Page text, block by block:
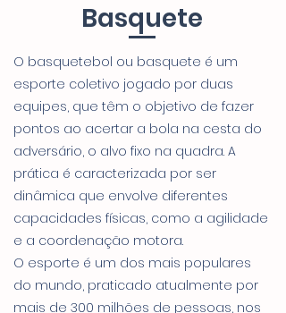
Basquete
​O basquetebol ou basquete é um
esporte coletivo jogado por duas
equipes, que têm o objetivo de fazer
pontos ao acertar a bola na cesta do
adversário, o alvo fixo na quadra. A
prática é caracterizada por ser
dinâmica que envolve diferentes
capacidades físicas, como a agilidade
e a coordenação motora.
O esporte é um dos mais populares
do mundo, praticado atualmente por
mais de 300 milhões de pessoas, nos